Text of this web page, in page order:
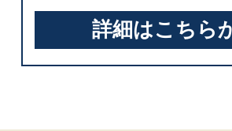
詳細はこちら